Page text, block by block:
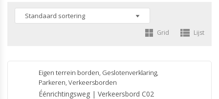
Grid Lijst
Eigen terrein borden, Geslotenverklaring,
Parkeren, Verkeersborden
Éénrichtingsweg | Verkeersbord C02